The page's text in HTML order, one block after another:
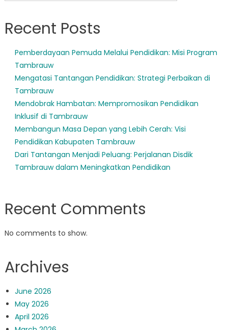
Recent Posts
Pemberdayaan Pemuda Melalui Pendidikan: Misi Program
Tambrauw
Mengatasi Tantangan Pendidikan: Strategi Perbaikan di
Tambrauw
Mendobrak Hambatan: Mempromosikan Pendidikan
Inklusif di Tambrauw
Membangun Masa Depan yang Lebih Cerah: Visi
Pendidikan Kabupaten Tambrauw
Dari Tantangan Menjadi Peluang: Perjalanan Disdik
Tambrauw dalam Meningkatkan Pendidikan
Recent Comments
No comments to show.
Archives
June 2026
May 2026
April 2026